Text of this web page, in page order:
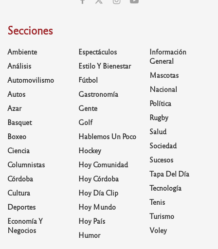
Secciones
Ambiente
Análisis
Automovilismo
Autos
Azar
Basquet
Boxeo
Ciencia
Columnistas
Córdoba
Cultura
Deportes
Economía Y
Negocios
Espectáculos
Estilo Y Bienestar
Fútbol
Gastronomía
Gente
Golf
Hablemos Un Poco
Hockey
Hoy Comunidad
Hoy Córdoba
Hoy Día Clip
Hoy Mundo
Hoy País
Humor
Información
General
Mascotas
Nacional
Política
Rugby
Salud
Sociedad
Sucesos
Tapa Del Día
Tecnología
Tenis
Turismo
Voley